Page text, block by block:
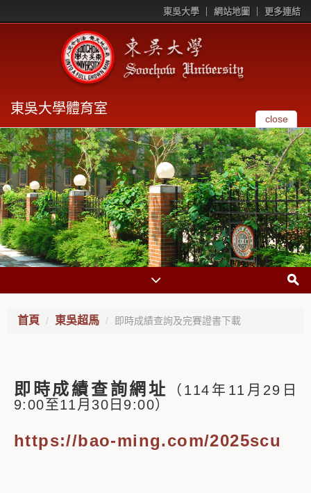
東吳大學 網站地圖 更多連結
東吳大學體育室
close
首頁 東吳超馬 即時成績查詢及完賽證書下載
即時成績查詢網址
（114年11月29日
9:00至11月30日9:00）
https://bao-ming.com/2025scu